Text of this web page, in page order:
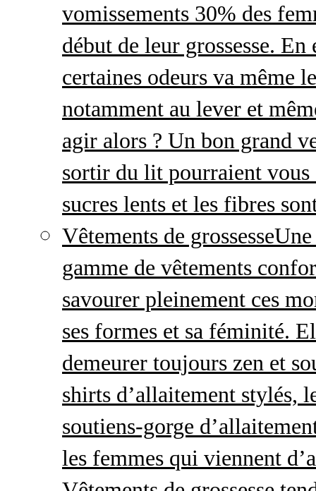
vomissements 30% des
début de leur grossesse.
certaines odeurs va même
notamment au lever et
agir alors ? Un bon grand
sortir du lit pourraient vous
sucres lents et les fibres
Vêtements de grossesseUne
gamme de vêtements
savourer pleinement ces
ses formes et sa féminité.
demeurer toujours zen et
shirts d’allaitement stylés,
soutiens-gorge
les femmes qui viennent